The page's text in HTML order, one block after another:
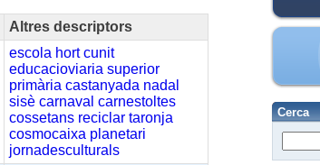
Altres descriptors
escola hort cunit
educacioviaria superior
primària castanyada nadal
sisè carnaval carnestoltes
cossetans reciclar taronja
cosmocaixa planetari
jornadesculturals
Cerca